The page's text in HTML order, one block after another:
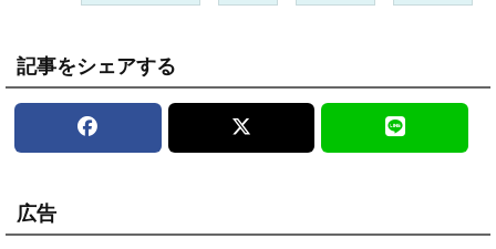
記事をシェアする
広告